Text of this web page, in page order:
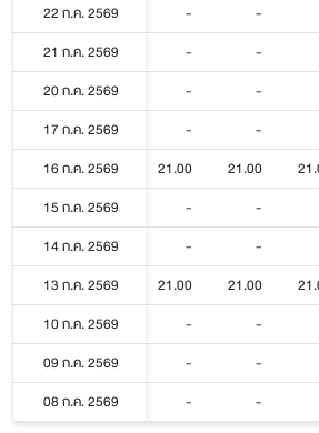
22 ก.ค. 2569
- -
21 ก.ค. 2569
- -
20 ก.ค. 2569
- -
17 ก.ค. 2569
- -
16 ก.ค. 2569
21.00 21.00
15 ก.ค. 2569
- -
14 ก.ค. 2569
- -
13 ก.ค. 2569
21.00 21.00
10 ก.ค. 2569
- -
09 ก.ค. 2569
- -
08 ก.ค. 2569
- -